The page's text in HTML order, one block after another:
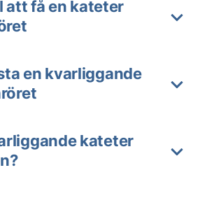
att få en kateter
en kvarliggande
kateter